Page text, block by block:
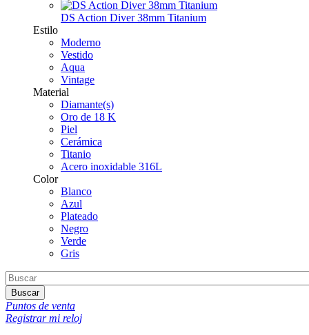
DS Action Diver 38mm Titanium
Estilo
Moderno
Vestido
Aqua
Vintage
Material
Diamante(s)
Oro de 18 K
Piel
Cerámica
Titanio
Acero inoxidable 316L
Color
Blanco
Azul
Plateado
Negro
Verde
Gris
Buscar
Puntos de venta
Registrar mi reloj